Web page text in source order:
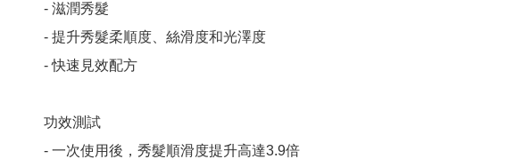
- 滋潤秀髮
- 提升秀髮柔順度、絲滑度和光澤度
- 快速見效配方
功效測試
- 一次使用後，秀髮順滑度提升高達3.9倍